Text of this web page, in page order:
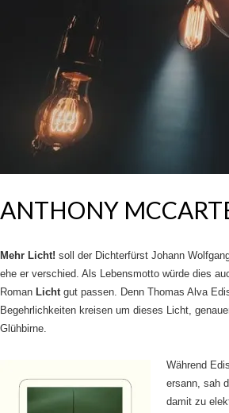
ANTHONY
Mehr Licht! soll der Dichterfürst Johann
ehe er verschied. Als Lebensmotto würde dies
Roman Licht gut passen. Denn Thomas Alva
Begehrlichkeiten kreisen um dieses Licht,
Glühbirne.
Während
ersann, sah
damit zu